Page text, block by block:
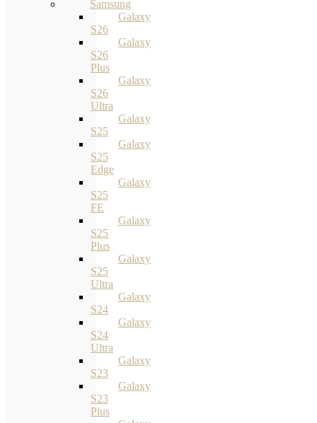
Samsung
Galaxy
S26
Galaxy
S26
Plus
Galaxy
S26
Ultra
Galaxy
S25
Galaxy
S25
Edge
Galaxy
S25
FE
Galaxy
S25
Plus
Galaxy
S25
Ultra
Galaxy
S24
Galaxy
S24
Ultra
Galaxy
S23
Galaxy
S23
Plus